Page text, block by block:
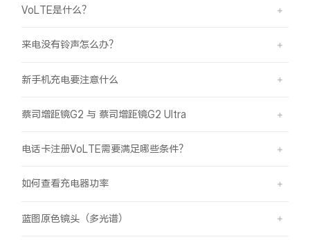
VoLTE是什么？
来电没有铃声怎么办？
新手机充电要注意什么
蔡司增距镜G2 与 蔡司增距镜G2 Ultra
电话卡注册VoLTE需要满足哪些条件？
如何查看充电器功率
蓝图原色镜头（多光谱）